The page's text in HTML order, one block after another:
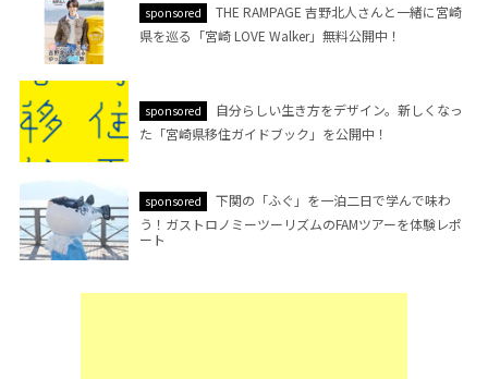
sponsored
THE RAMPAGE 吉野北人さんと一緒に宮崎
県を巡る「宮崎 LOVE Walker」無料公開中！
sponsored
自分らしい生き方をデザイン。新しくなっ
た「宮崎県移住ガイドブック」を公開中！
sponsored
下関の「ふぐ」を一泊二日で学んで味わ
う！ガストロノミーツーリズムのFAMツアーを体験レポ
ート